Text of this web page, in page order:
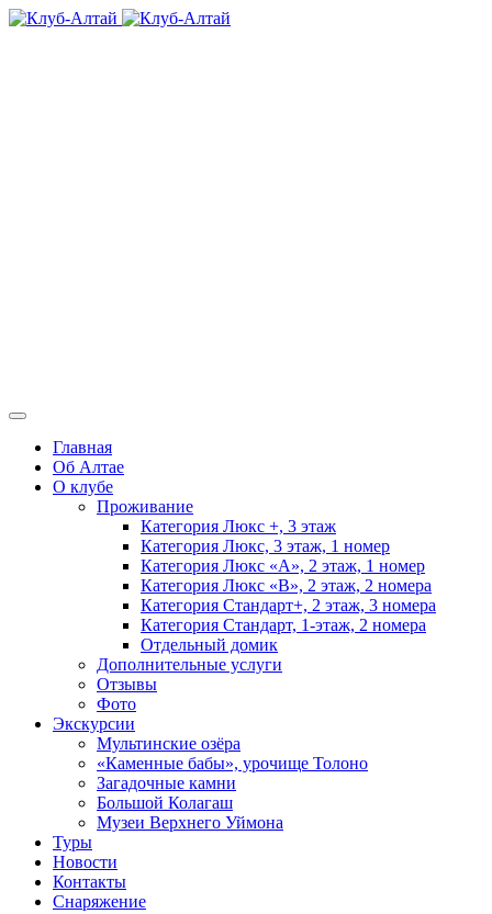
Главная
Об Алтае
О клубе
Проживание
Категория Люкс +, 3 этаж
Категория Люкс, 3 этаж, 1 номер
Категория Люкс «А», 2 этаж, 1 номер
Категория Люкс «В», 2 этаж, 2 номера
Категория Стандарт+, 2 этаж, 3 номера
Категория Стандарт, 1-этаж, 2 номера
Отдельный домик
Дополнительные услуги
Отзывы
Фото
Экскурсии
Мультинские озёра
«Каменные бабы», урочище Толоно
Загадочные камни
Большой Колагаш
Музеи Верхнего Уймона
Туры
Новости
Контакты
Снаряжение